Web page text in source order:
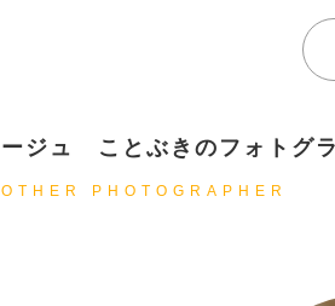
ジュ ことぶきのフォトグ
OTHER PHOTOGRAPHER